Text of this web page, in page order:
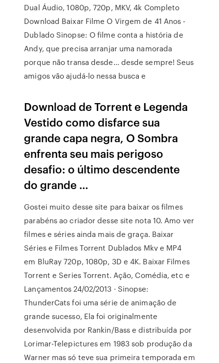
Dual Áudio, 1080p, 720p, MKV, 4k Completo
Download Baixar Filme O Virgem de 41 Anos -
Dublado Sinopse: O filme conta a história de
Andy, que precisa arranjar uma namorada
porque não transa desde… desde sempre! Seus
amigos vão ajudá-lo nessa busca e
Download de Torrent e Legenda
Vestido como disfarce sua
grande capa negra, O Sombra
enfrenta seu mais perigoso
desafio: o último descendente
do grande …
Gostei muito desse site para baixar os filmes
parabéns ao criador desse site nota 10. Amo ver
filmes e séries ainda mais de graça. Baixar
Séries e Filmes Torrent Dublados Mkv e MP4
em BluRay 720p, 1080p, 3D e 4K. Baixar Filmes
Torrent e Series Torrent. Ação, Comédia, etc e
Lançamentos 24/02/2013 · Sinopse:
ThunderCats foi uma série de animação de
grande sucesso, Ela foi originalmente
desenvolvida por Rankin/Bass e distribuída por
Lorimar-Telepictures em 1983 sob produção da
Warner mas só teve sua primeira temporada em